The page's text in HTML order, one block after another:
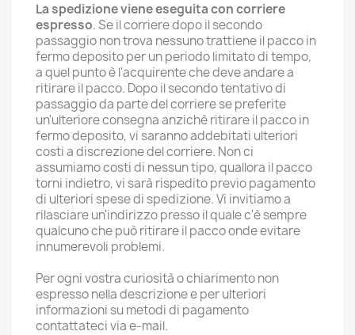
La spedizione viene eseguita con corriere
espresso. Se il corriere dopo il secondo
passaggio non trova nessuno trattiene il pacco in
fermo deposito per un periodo limitato di tempo,
a quel punto è l'acquirente che deve andare a
ritirare il pacco. Dopo il secondo tentativo di
passaggio da parte del corriere se preferite
un'ulteriore consegna anzichè ritirare il pacco in
fermo deposito, vi saranno addebitati ulteriori
costi a discrezione del corriere. Non ci
assumiamo costi di nessun tipo, quallora il pacco
torni indietro, vi sarà rispedito previo pagamento
di ulteriori spese di spedizione. Vi invitiamo a
rilasciare un'indirizzo presso il quale c'è sempre
qualcuno che può ritirare il pacco onde evitare
innumerevoli problemi.
Per ogni vostra curiosità o chiarimento non
espresso nella descrizione e per ulteriori
informazioni su metodi di pagamento
contattateci via e-mail.